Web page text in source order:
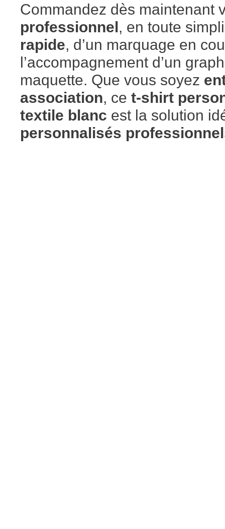
Commandez dès maintenant
professionnel, en toute
rapide, d’un marquage en
l’accompagnement d’un
maquette. Que vous soyez
association, ce t-shirt
textile blanc est la solution
personnalisés